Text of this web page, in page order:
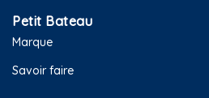
Petit Bateau
Marque
Savoir faire